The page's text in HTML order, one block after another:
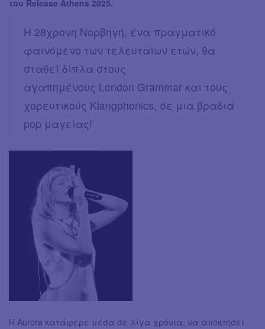
του Release Athens 2025.
Η 28χρονη Νορβηγή, ένα πραγματικό
φαινόμενο των τελευταίων ετών, θα
σταθεί δίπλα στους
αγαπημένους London Grammar και τους
χορευτικούς Klangphonics, σε μια βραδιά
pop μαγείας!
Η Aurora κατάφερε μέσα σε λίγα χρόνια, να αποκτήσει